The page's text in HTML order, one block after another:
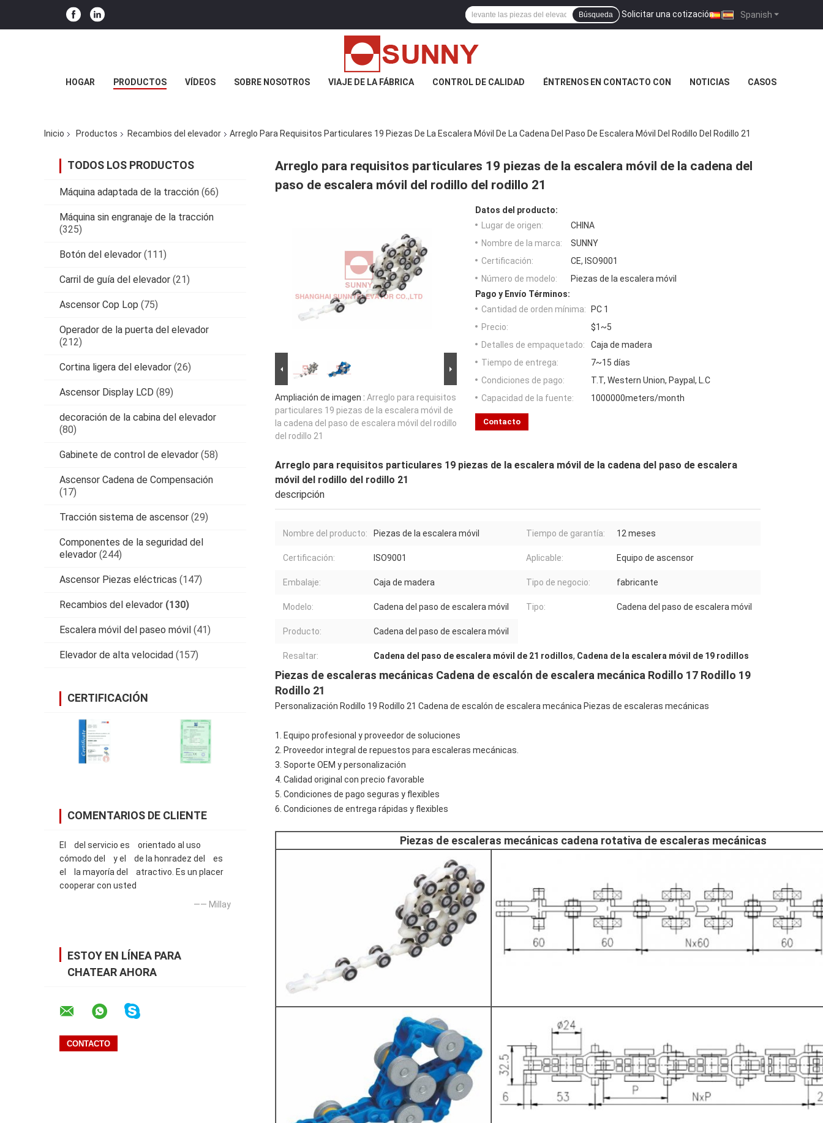
Spanish
Solicitar una cotización |
Búsqueda
HOGAR PRODUCTOS VÍDEOS SOBRE NOSOTROS VIAJE DE LA FÁBRICA CONTROL DE CALIDAD ÉNTRENOS EN CONTACTO CON NOTICIAS CASOS
Inicio Productos Recambios del elevador Arreglo Para Requisitos Particulares 19 Piezas De La Escalera Móvil De La Cadena Del Paso De Escalera Móvil Del Rodillo Del Rodillo 21
TODOS LOS PRODUCTOS
Máquina adaptada de la tracción (66)
Máquina sin engranaje de la tracción
(325)
Botón del elevador (111)
Carril de guía del elevador (21)
Ascensor Cop Lop (75)
Operador de la puerta del elevador
(212)
Cortina ligera del elevador (26)
Ascensor Display LCD (89)
decoración de la cabina del elevador
(80)
Gabinete de control de elevador (58)
Ascensor Cadena de Compensación
(17)
Tracción sistema de ascensor (29)
Componentes de la seguridad del
elevador (244)
Ascensor Piezas eléctricas (147)
Recambios del elevador (130)
Escalera móvil del paseo móvil (41)
Elevador de alta velocidad (157)
CERTIFICACIÓN
COMENTARIOS DE CLIENTE
El del servicio es orientado al uso
cómodo del y el de la honradez del es
el la mayoría del atractivo. Es un placer
cooperar con usted
—— Millay
ESTOY EN LÍNEA PARA
CHATEAR AHORA
Arreglo para requisitos particulares 19 piezas de la escalera móvil de la cadena del
paso de escalera móvil del rodillo del rodillo 21
Ampliación de imagen : Arreglo para requisitos
particulares 19 piezas de la escalera móvil de
la cadena del paso de escalera móvil del rodillo
del rodillo 21
Datos del producto:
Lugar de origen:
CHINA
Nombre de la marca:
SUNNY
Certificación:
CE, ISO9001
Número de modelo:
Piezas de la escalera móvil
Pago y Envío Términos:
Cantidad de orden mínima:
PC 1
Precio:
$1~5
Detalles de empaquetado:
Caja de madera
Tiempo de entrega:
7~15 días
Condiciones de pago:
T.T, Western Union, Paypal, L.C
Capacidad de la fuente:
1000000meters/month
Contacto
Arreglo para requisitos particulares 19 piezas de la escalera móvil de la cadena del paso de escalera
móvil del rodillo del rodillo 21
descripción
Nombre del producto: Piezas de la escalera móvil Tiempo de garantía: 12 meses
Certificación: ISO9001 Aplicable: Equipo de ascensor
Embalaje: Caja de madera Tipo de negocio: fabricante
Modelo: Cadena del paso de escalera móvil Tipo: Cadena del paso de escalera móvil
Producto: Cadena del paso de escalera móvil
Resaltar: Cadena del paso de escalera móvil de 21 rodillos, Cadena de la escalera móvil de 19 rodillos
Piezas de escaleras mecánicas Cadena de escalón de escalera mecánica Rodillo 17 Rodillo 19
Rodillo 21
Personalización Rodillo 19 Rodillo 21 Cadena de escalón de escalera mecánica Piezas de escaleras mecánicas
1. Equipo profesional y proveedor de soluciones
2. Proveedor integral de repuestos para escaleras mecánicas.
3. Soporte OEM y personalización
4. Calidad original con precio favorable
5. Condiciones de pago seguras y flexibles
6. Condiciones de entrega rápidas y flexibles
Piezas de escaleras mecánicas cadena rotativa de escaleras mecánicas